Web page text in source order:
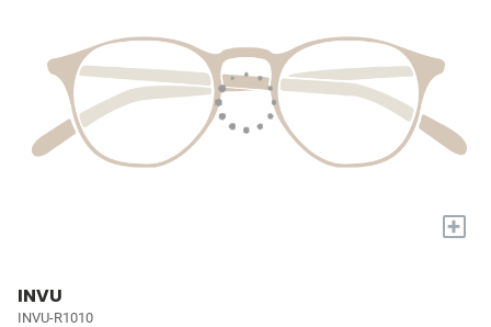
+
INVU
INVU-R1010